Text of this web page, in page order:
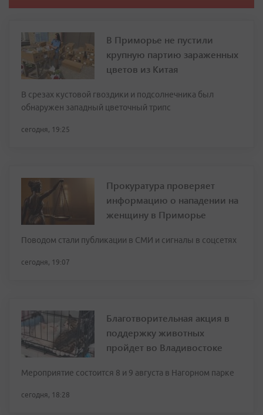
В Приморье не пустили
крупную партию зараженных
цветов из Китая
В срезах кустовой гвоздики и подсолнечника был
обнаружен западный цветочный трипс
сегодня, 19:25
Прокуратура проверяет
информацию о нападении на
женщину в Приморье
Поводом стали публикации в СМИ и сигналы в соцсетях
сегодня, 19:07
Благотворительная акция в
поддержку животных
пройдет во Владивостоке
Мероприятие состоится 8 и 9 августа в Нагорном парке
сегодня, 18:28